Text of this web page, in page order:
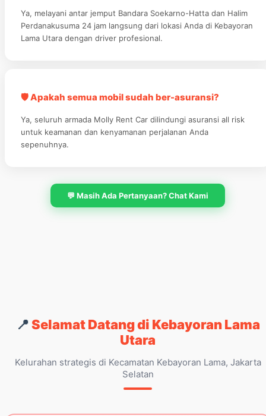
Ya, melayani antar jemput Bandara Soekarno-Hatta dan Halim
Perdanakusuma 24 jam langsung dari lokasi Anda di Kebayoran
Lama Utara dengan driver profesional.
🛡️ Apakah semua mobil sudah ber-asuransi?
Ya, seluruh armada Molly Rent Car dilindungi asuransi all risk
untuk keamanan dan kenyamanan perjalanan Anda
sepenuhnya.
💬 Masih Ada Pertanyaan? Chat Kami
📍Selamat Datang di Kebayoran Lama
Utara
Kelurahan strategis di Kecamatan Kebayoran Lama, Jakarta
Selatan